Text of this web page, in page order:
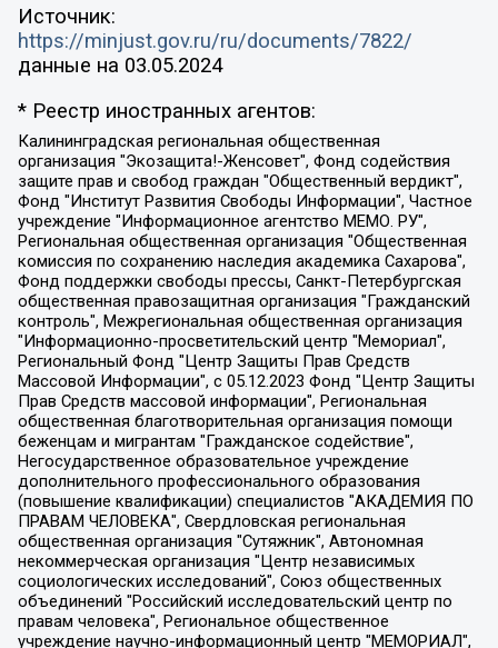
Источник:
https://minjust.gov.ru/ru/documents/7822/
данные на 03.05.2024
* Реестр иностранных агентов:
Калининградская региональная общественная организация "Экозащита!-Женсовет", Фонд содействия защите прав и свобод граждан "Общественный вердикт", Фонд "Институт Развития Свободы Информации", Частное учреждение "Информационное агентство МЕМО. РУ", Региональная общественная организация "Общественная комиссия по сохранению наследия академика Сахарова", Фонд поддержки свободы прессы, Санкт-Петербургская общественная правозащитная организация "Гражданский контроль", Межрегиональная общественная организация "Информационно-просветительский центр "Мемориал", Региональный Фонд "Центр Защиты Прав Средств Массовой Информации", с 05.12.2023 Фонд "Центр Защиты Прав Средств массовой информации", Региональная общественная благотворительная организация помощи беженцам и мигрантам "Гражданское содействие", Негосударственное образовательное учреждение дополнительного профессионального образования (повышение квалификации) специалистов "АКАДЕМИЯ ПО ПРАВАМ ЧЕЛОВЕКА", Свердловская региональная общественная организация "Сутяжник", Автономная некоммерческая организация "Центр независимых социологических исследований", Союз общественных объединений "Российский исследовательский центр по правам человека", Региональное общественное учреждение научно-информационный центр "МЕМОРИАЛ", Некоммерческая организация "Фонд защиты гласности", Автономная некоммерческая организация "Институт прав человека", Городская общественная организация "Екатеринбургское общество "МЕМОРИАЛ", Городская общественная организация "Рязанское историко-просветительское и правозащитное общество "Мемориал" (Рязанский Мемориал), Челябинский региональный орган общественной самодеятельности – женское общественное объединение "Женщины Евразии", Челябинский региональный орган общественной самодеятельности "Уральская правозащитная группа", Фонд содействия защите здоровья и социальной справедливости имени Андрея Рылькова, Автономная Некоммерческая Организация "Аналитический Центр Юрия Левады", Автономная некоммерческая организация социальной поддержки населения "Проект Апрель", Региональная общественная организация помощи женщинам и детям, находящимся в кризисной ситуации "Информационно-методический центр "Анна", Фонд содействия развитию массовых коммуникаций и правовому просвещению "Так-так-Так", Фонд содействия устойчивому развитию "Серебряная тайга", Свердловский региональный общественный фонд социальных проектов "Новое время", "Idel.Реалии", Кавказ.Реалии, Крым.Реалии, Телеканал Настоящее Время, Татаро-башкирская служба Радио Свобода (Azatliq Radiosi), Радио Свободная Европа/Радио Свобода (PCE/PC), "Сибирь.Реалии", "Фактограф", Благотворительный фонд помощи осужденным и их семьям, Автономная некоммерческая организация "Институт глобализации и социальных движений", Фонд "В защиту прав заключенных", Частное учреждение "Центр поддержки и содействия развитию средств массовой информации", Пензенский региональный общественный благотворительный фонд "Гражданский союз", "Север.Реалии", Некоммерческая организация Фонд "Правовая инициатива", Общество с ограниченной ответственностью "Радио Свободная Европа/Радио Свобода", Чешское информационное агентство "MEDIUM-ORIENT", Красноярская региональная общественная организация "Мы против СПИДа", Камалягин Денис Николаевич, Маркелов Сергей Евгеньевич, Пономарев Лев Александрович, Савицкая Людмила Алексеевна, Автономная некоммерческая организация "Центр по работе с проблемой насилия "НАСИЛИЮ.НЕТ", Межрегиональный профессиональный союз работников здравоохранения "Альянс врачей", Юридическое лицо, зарегистрированное в Латвийской Республике, SIA "Medusa Project" (регистрационный номер 40103797863, дата регистрации 10.06.2014), Некоммерческая организация "Фонд по борьбе с коррупцией", Автономная некоммерческая организация "Институт права и публичной политики", Баданин Роман Сергеевич, Гликин Максим Александрович, Железнова Мария Михайловна, Лукьянова Юлия Сергеевна, Маетная Елизавета Витальевна, Маняхин Петр Борисович, Чуракова Ольга Владимировна, Ярош Юлия Петровна, Юридическое лицо "The Insider SIA", зарегистрированное в Риге, Латвийская Республика (дата регистрации 26.06.2015), являющееся администратором доменного имени интернет-издания "The Insider SIA", https://theins.ru, Постернак Алексей Евгеньевич, Рубин Михаил Аркадьевич, Анин Роман Александрович, Юридическое лицо Istories fonds, зарегистрированное в Латвийской Республике (регистрационный номер 50008295751, дата регистрации 24.02.2020), Великовский Дмитрий Александрович, Долинина Ирина Николаевна, Мароховская Алеся Алексеевна, Шлейнов Роман Юрьевич, Шмагун Олеся Валентиновна, Общество с ограниченной ответственностью "Альтаир 2021", Общество с ограниченной ответственностью "Вега 2021", Общество с ограниченной ответственностью "Главный редактор 2021", Общество с ограниченной ответственностью "Ромашки монолит", Важенков Артем Валерьевич, Ивановская областная общественная организация "Центр гендерных исследований", Гурман Юрий Альбертович, Медиапроект "ОВД-Инфо", Егоров Владимир Владимирович, Жилинский Владимир Александрович, Общество с ограниченной ответственностью "ЗП", Иванова София Юрьевна, Карезина Инна Павловна, Кильтау Екатерина Викторовна, Петров Алексей Викторович, Пискунов Сергей Евгеньевич, Смирнов Сергей Сергеевич, Тихонов Михаил Сергеевич, Общество с ограниченной ответственностью "ЖУРНАЛИСТ-ИНОСТРАННЫЙ АГЕНТ", Арапова Галина Юрьевна, Вольтская Татьяна Анатольевна, Американская компания "Mason G.E.S. Anonymous Foundation" (США), являющаяся владельцем интернет-издания https://mnews.world/, Компания "Stichting Bellingcat", зарегистрированная в Нидерландах (дата регистрации 11.07.2018), Захаров Андрей Вячеславович, Клепиковская Екатерина Дмитриевна, Общество с ограниченной ответственностью "МЕМО", Перл Роман Александрович, Симонов Евгений Алексеевич, Соловьева Елена Анатольевна, Сотников Даниил Владимирович, Сурначева Елизавета Дмитриевна, Автономная некоммерческая организация по защите прав человека и информированию населения "Якутия – Наше Мнение", Общество с ограниченной ответственностью "Москоу диджитал медиа", с 26.01.2023 Общество с ограниченной ответственностью "Чайка Белые сады", Ветошкина Валерия Валерьевна, Заговора Максим Александрович, Межрегиональное общественное движение "Российская ЛГБТ - сеть", Оленичев Максим Владимирович, Павлов Иван Юрьевич, Скворцова Елена Сергеевна, Общество с ограниченной ответственностью "Как бы инагент", Кочетков Игорь Викторович, Общество с ограниченной ответственностью "Честные выборы", Еланчик Олег Александрович, Общество с ограниченной ответственностью "Нобелевский призыв", Гималова Регина Эмилевна, Григорьев Андрей Валерьевич, Григорьева Алина Александровна, Ассоциация по содействию защите прав призывников, альтернативнослужащих и военнослужащих "Правозащитная группа "Гражданин.Армия.Право", Хисамова Регина Фаритовна, Автономная некоммерческая организация по реализации социально-правовых программ "Лилит", Дальневосточное общественное движение "Маяк", Санкт-Петербургская ЛГБТ-инициативная группа "Выход", Инициативная группа ЛГБТ+ "Реверс", Алексеев Андрей Викторович, Бекбулатова Таисия Львовна, Беляев Иван Михайлович, Владыкина Елена Сергеевна, Гельман Марат Александрович, Никульшина Вероника Юрьевна, Толоконникова Надежда Андреевна, Шендерович Виктор Анатольевич, Общество с ограниченной ответственностью "Данное сообщение", Общество с ограниченной ответственностью Издательский дом "Новая глава", Айнбиндер Александра Александровна, Московский комьюнити-центр для ЛГБТ+инициатив, Благотворительный фонд развития филантропии, Deutsche Welle (Германия, Kurt-Schumacher-Strasse 3, 53113 Bonn), Борзунова Мария Михайловна, Воробьев Виктор Викторович, Голубева Анна Львовна, Константинова Алла Михайловна, Малкова Ирина Владимировна, Мурадов Мурад Абдулгалимович, Осетинская Елизавета Николаевна, Понасенков Евгений Николаевич, Ганапольский Матвей Юрьевич, Киселев Евгений Алексеевич, Борухович Ирина Григорьевна, Дремин Иван Тимофеевич, Дубровский Дмитрий Викторович, Красноярская региональная общественная организация поддержки и развития альтернативных образовательных технологий и межкультурных коммуникаций "ИНТЕРРА", Маяковская Екатерина Алексеевна, Фейгин Марк Захарович, Филимонов Андрей Викторович, Дзугкоева Регина Николаевна, Доброхотов Роман Александрович, Дудь Юрий Александрович, Елкин Сергей Владимирович, Кругликов Кирилл Игоревич, Сабунаева Мария Леонидовна, Семенов Алексей Владимирович, Шаинян Карен Багратович, Шульман Екатерина Михайловна, Асафьев Артур Валерьевич, Вахштайн Виктор Семенович, Венедиктов Алексей Алексеевич, Лушникова Екатерина Евгеньевна, Волков Леонид Михайлович, Невзоров Александр Глебович, Пархоменко Сергей Борисович, Сироткин Ярослав Николаевич, Кара-Мурза Владимир Владимирович, Баранова Наталья Владимировна, Гозман Леонид Яковлевич, Кагарлицкий Борис Юльевич, Климарев Михаил Валерьевич, Милов Владимир Станиславович, Автономная некоммерческая организация Краснодарский центр современного искусства "Типография", Моргенштерн Алишер Тагирович, Соболь Любовь Эдуардовна, Общество с ограниченной ответственностью "ЛИЗА НОРМ", Каспаров Гарри Кимович, Ходорковский Михаил Борисович, Общество с ограниченной ответственностью "Апрельские тезисы", Данилович Ирина Брониславовна, Кашин Олег Владимирович, Петров Николай Владимирович, Пивоваров Алексей Владимирович, Соколов Михаил Владимирович, Цветкова Юлия Владимировна, Чичваркин Евгений Александрович, Комитет против пыток/Команда против пыток, Общество с ограниченной ответственностью "Первый научный", Общество с ограниченной ответственностью "Вертолет и ко", Белоцерковская Вероника Борисовна, Кац Максим Евгеньевич, Лазарева Татьяна Юрьевна, Шаведдинов Руслан Табризович, Яшин Илья Валерьевич, Общество с ограниченной ответственностью "Иноагент ААВ", Алешковский Дмитрий Петрович, Альбац Евгения Марковна, Быков Дмитрий Львович, Галямина Юлия Евгеньевна, Лойко Сергей Леонидович, Мартынов Кирилл Константинович, Медведев Сергей Александрович, Крашенинников Федор Геннадиевич, Гордеева Катерина Вл